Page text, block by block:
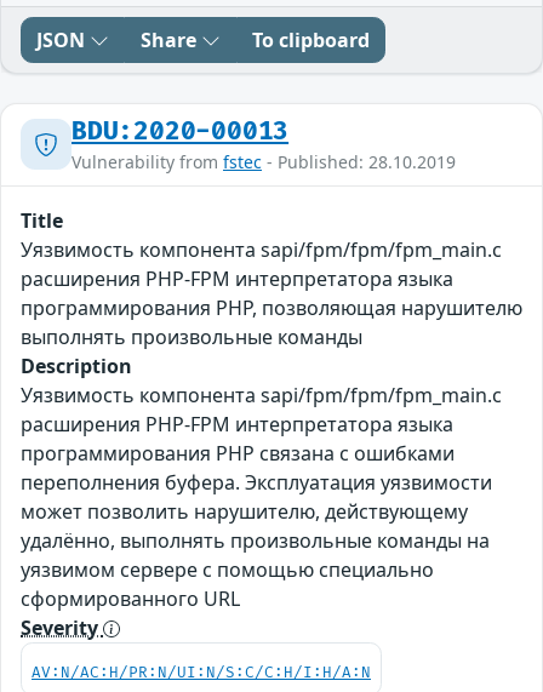
JSON Share To clipboard
BDU:2020-00013
Vulnerability from fstec - Published: 28.10.2019
Title
Уязвимость компонента sapi/fpm/fpm/fpm_main.c
расширения PHP-FPM интерпретатора языка
программирования PHP, позволяющая нарушителю
выполнять произвольные команды
Description
Уязвимость компонента sapi/fpm/fpm/fpm_main.c
расширения PHP-FPM интерпретатора языка
программирования PHP связана с ошибками
переполнения буфера. Эксплуатация уязвимости
может позволить нарушителю, действующему
удалённо, выполнять произвольные команды на
уязвимом сервере с помощью специально
сформированного URL
Severity
AV:N/AC:H/PR:N/UI:N/S:C/C:H/I:H/A:N